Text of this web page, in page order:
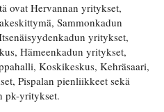
ovat Hervannan yritykset,
Sammonkadun
yritykset,
Hämeenkadun yritykset,
Koskikeskus, Kehräsaari,
Pispalan pienliikkeet sekä
pk-yritykset.